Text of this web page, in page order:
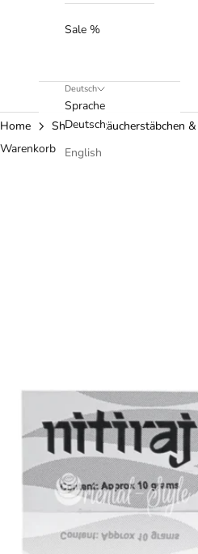
Sale %
Deutsch
Sprache
Deutsch
English
Home Shop Räucherstäbchen
Warenkorb